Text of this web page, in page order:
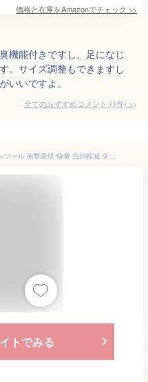
価格と在庫をAmazonでチェック >>
機能付きですし、足になじ
。サイズ調整もできますし
いいですよ。
全てのおすすめコメント (1件) >
【3足セット】コロンブス 低反発インソール 衝撃吸収 軽量 負担軽減 立ち仕事 活性炭 抗菌 消臭 中敷き 低反発 インソール 靴用 シューズ インソール 男女兼用 子供 大人 男性 女性 COLUMBUS 低反発抗菌インソール
トでみる